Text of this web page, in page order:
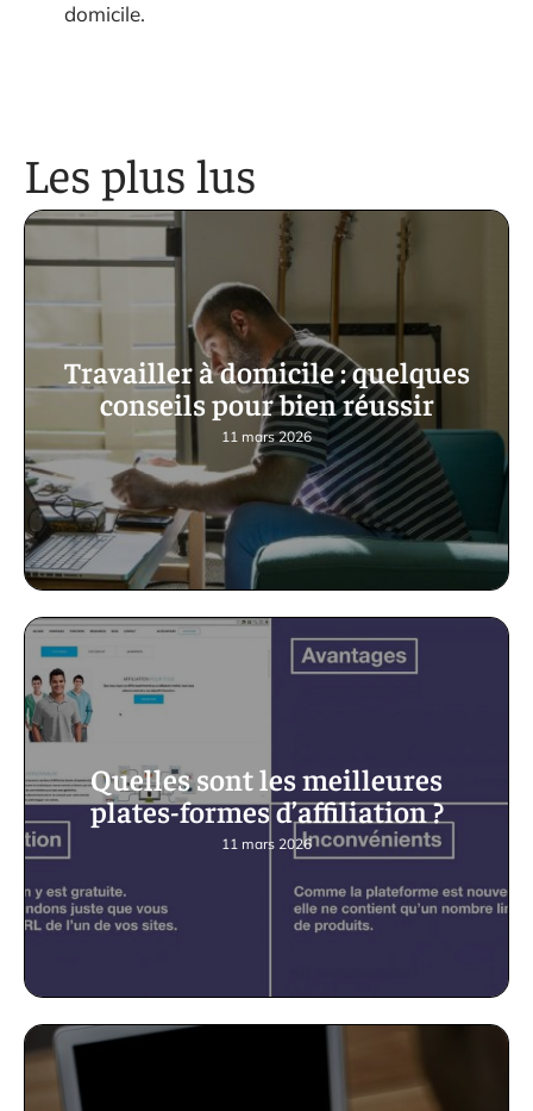
domicile.
Les plus lus
Travailler à domicile : quelques
conseils pour bien réussir
11 mars 2026
Quelles sont les meilleures
plates-formes d’affiliation ?
11 mars 2026